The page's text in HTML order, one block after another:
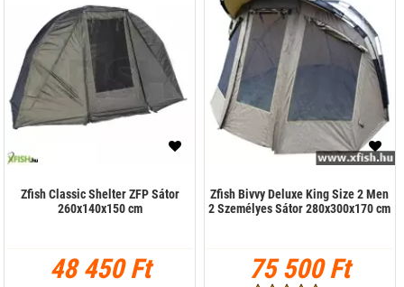
Zfish Classic Shelter ZFP Sátor
260x140x150 cm
48 450 Ft
Zfish Bivvy Deluxe King Size 2 Men
2 Személyes Sátor 280x300x170 cm
75 500 Ft